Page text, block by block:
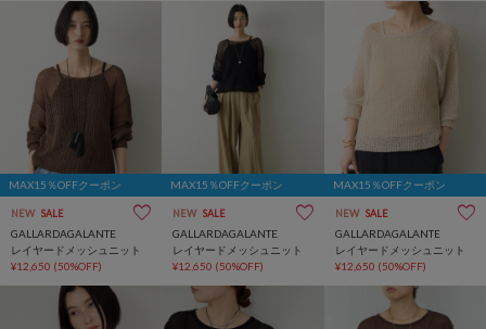
MAX15％OFFクーポン
NEW SALE
GALLARDAGALANTE
レイヤードメッシュニット
¥12,650 (50%OFF)
MAX15％OFFクーポン
NEW SALE
GALLARDAGALANTE
レイヤードメッシュニット
¥12,650 (50%OFF)
MAX15％OFFクーポン
NEW SALE
GALLARDAGALANTE
レイヤードメッシュニット
¥12,650 (50%OFF)